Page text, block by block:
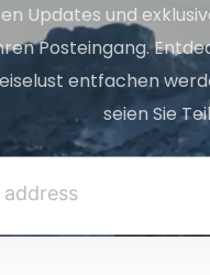
Updates und
Posteingang.
entfachen
seien Sie